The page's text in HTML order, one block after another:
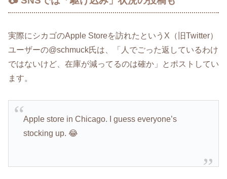
実際にシカゴのApple Storeを訪れたというX（旧Twitter）
ユーザーの@schmuck氏は、「人でごった返しているわけ
ではないけど、在庫が減ってるのは確か」とポストしてい
ます。
Apple store in Chicago. I guess everyone’s
stocking up. 😂